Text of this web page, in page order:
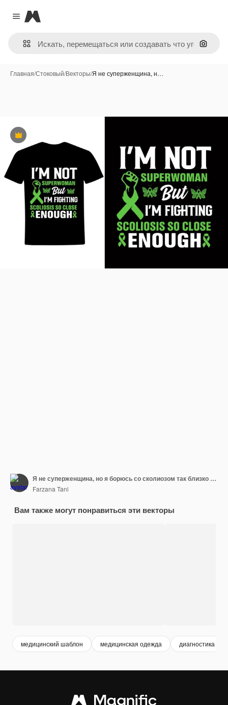
Close menu
Magnific
Поиск
Главная/Стоковый/Векторы/Я не суперженщина, н…
Премиум
Я не суперженщина, но я борюсь со сколиозом так близко Футболка
Farzana Tani
Вам также могут понравиться эти векторы
медицинский шаблон медицинская одежда диагностика